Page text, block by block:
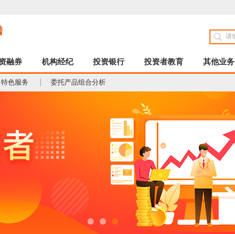
特色服务 委托产品组合分析
融券 机构经纪 投资银行 投资者教育 其他业务